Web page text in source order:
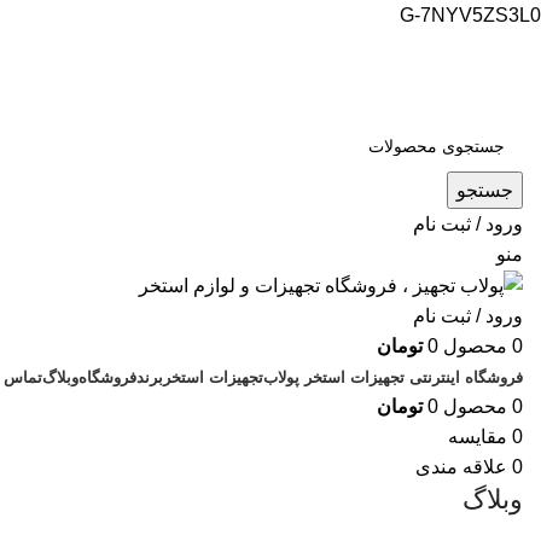
G-7NYV5ZS3L0
جستجو
ورود / ثبت نام
منو
ورود / ثبت نام
0 محصول 0 تومان
فروشگاه اینترنتی تجهیزات استخر پولابتجهیزات استخر برندفروشگاهوبلاگتماس
0 محصول 0 تومان
0 مقایسه
0 علاقه مندی
وبلاگ